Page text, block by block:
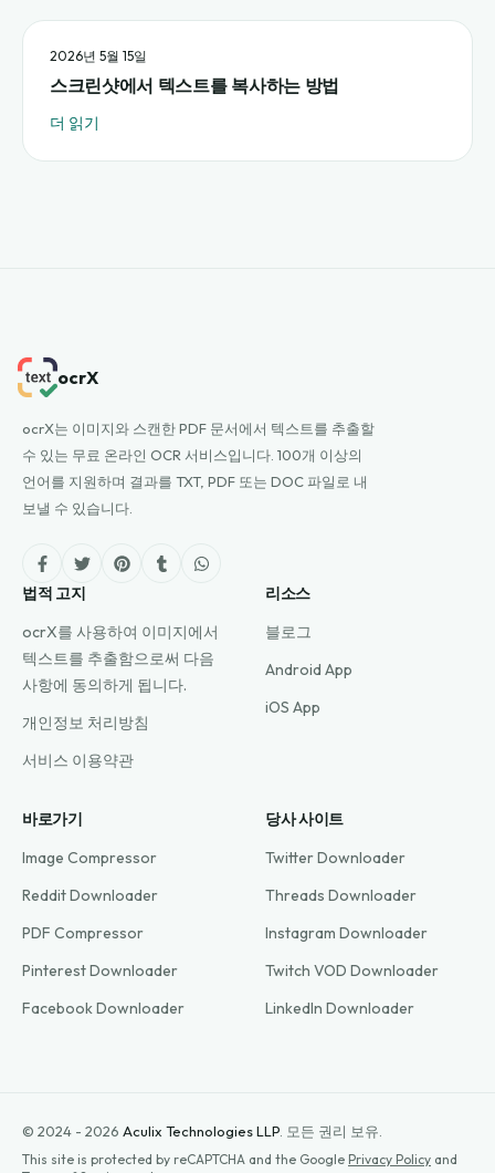
2026년 5월 15일
스크린샷에서 텍스트를 복사하는 방법
더 읽기
ocrX
ocrX는 이미지와 스캔한 PDF 문서에서 텍스트를 추출할
수 있는 무료 온라인 OCR 서비스입니다. 100개 이상의
언어를 지원하며 결과를 TXT, PDF 또는 DOC 파일로 내
보낼 수 있습니다.
법적 고지
ocrX를 사용하여 이미지에서
텍스트를 추출함으로써 다음
사항에 동의하게 됩니다.
개인정보 처리방침
서비스 이용약관
리소스
블로그
Android App
iOS App
바로가기
Image Compressor
Reddit Downloader
PDF Compressor
Pinterest Downloader
Facebook Downloader
당사 사이트
Twitter Downloader
Threads Downloader
Instagram Downloader
Twitch VOD Downloader
LinkedIn Downloader
© 2024 - 2026 Aculix Technologies LLP 모든 권리 보유.
This site is protected by reCAPTCHA and the Google Privacy Policy and